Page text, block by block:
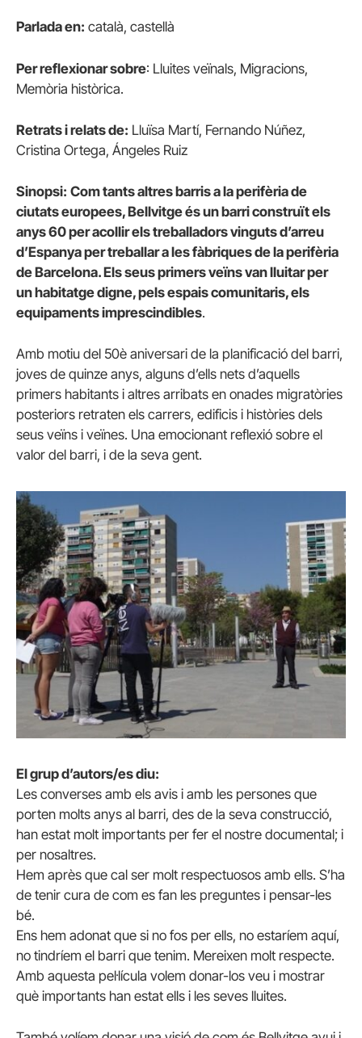
Parlada en: català, castellà
Per reflexionar sobre: Lluites veïnals, Migracions,
Memòria històrica.
Retrats i relats de: Lluïsa Martí, Fernando Núñez,
Cristina Ortega, Ángeles Ruiz
Sinopsi: Com tants altres barris a la perifèria de
ciutats europees, Bellvitge és un barri construït els
anys 60 per acollir els treballadors vinguts d’arreu
d’Espanya per treballar a les fàbriques de la perifèria
de Barcelona. Els seus primers veïns van lluitar per
un habitatge digne, pels espais comunitaris, els
equipaments imprescindibles.
Amb motiu del 50è aniversari de la planificació del barri,
joves de quinze anys, alguns d’ells nets d’aquells
primers habitants i altres arribats en onades migratòries
posteriors retraten els carrers, edificis i històries dels
seus veïns i veïnes. Una emocionant reflexió sobre el
valor del barri, i de la seva gent.
El grup d’autors/es diu:
Les converses amb els avis i amb les persones que
porten molts anys al barri, des de la seva construcció,
han estat molt importants per fer el nostre documental; i
per nosaltres.
Hem après que cal ser molt respectuosos amb ells. S’ha
de tenir cura de com es fan les preguntes i pensar-les
bé.
Ens hem adonat que si no fos per ells, no estaríem aquí,
no tindríem el barri que tenim. Mereixen molt respecte.
Amb aquesta pel·lícula volem donar-los veu i mostrar
què importants han estat ells i les seves lluites.